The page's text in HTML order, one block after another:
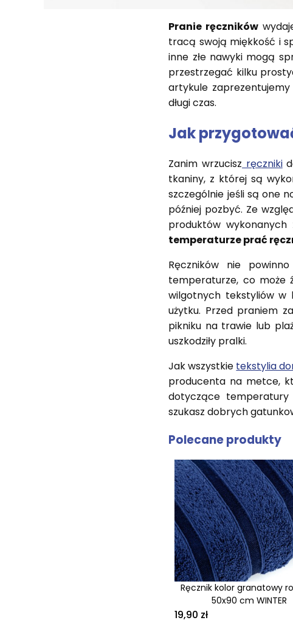
Pranie ręczników
tracą swoją miękkość i
inne złe nawyki mogą
przestrzegać kilku
artykule
długi czas.
Jak
Zanim wrzucisz ręczniki
tkaniny, z której są
szczególnie jeśli są one
później pozbyć. Ze
produktów wykonanych
temperaturze prać
Ręczników nie
temperaturze, co może
wilgotnych tekstyliów w
użytku. Przed praniem
pikniku na trawie lub
uszkodziły pralki.
Jak wszystkie tekstylia
producenta na metce,
dotyczące temperatury
szukasz dobrych
Polecane produkty
Ręcznik kolor granatowy
50x90 cm WINTER
19,90 zł